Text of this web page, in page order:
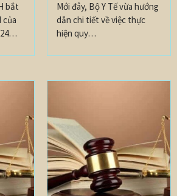
bắt
của
Mới đây, Bộ Y Tế vừa hướng
dẫn chi tiết về việc thực
hiện quy…